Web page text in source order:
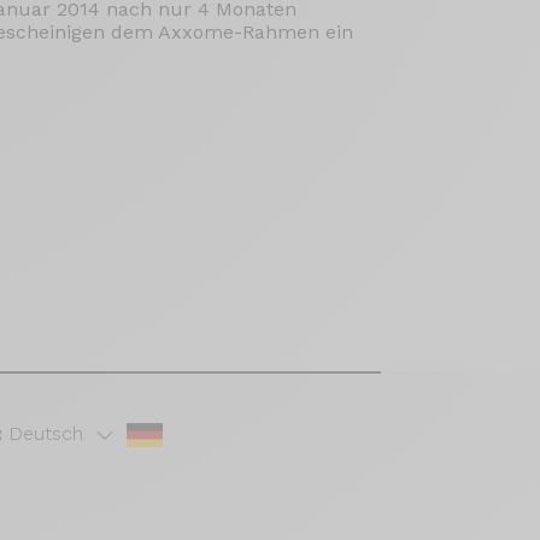
2014 nach nur 4 Monaten
dem Axxome-Rahmen ein
Deutsch